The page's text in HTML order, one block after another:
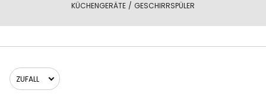
KÜCHENGERÄTE / GESCHIRRSPÜLER
ZUFALL